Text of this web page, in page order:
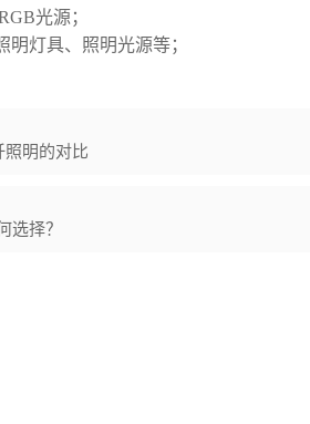
光源；
灯具、照明光源等；
照明的对比
选择？